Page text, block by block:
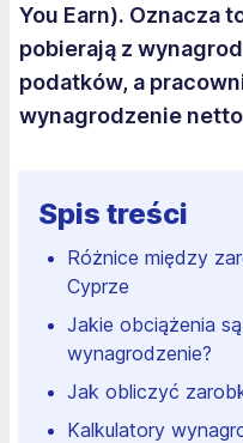
You Earn). Oznacza
pobierają z
podatków, a
wynagrodzenie
Spis treści
Różnice między
Cyprze
Jakie obciążenia
wynagrodzenie?
Jak obliczyć
Kalkulatory